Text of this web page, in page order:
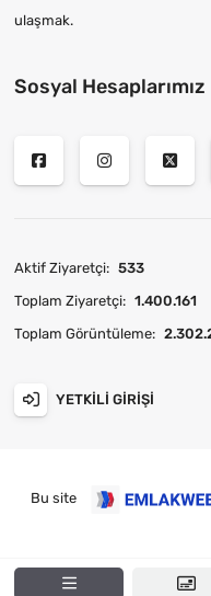
ulaşmak.
Sosyal Hesaplarımız
Aktif Ziyaretçi: 533
Toplam Ziyaretçi: 1.400.161
Toplam Görüntüleme:
YETKILI GIRIŞI
Bu site